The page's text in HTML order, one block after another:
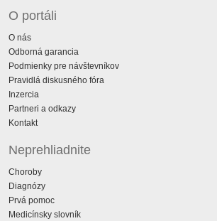
O portáli
O nás
Odborná garancia
Podmienky pre návštevníkov
Pravidlá diskusného fóra
Inzercia
Partneri a odkazy
Kontakt
Neprehliadnite
Choroby
Diagnózy
Prvá pomoc
Medicínsky slovník